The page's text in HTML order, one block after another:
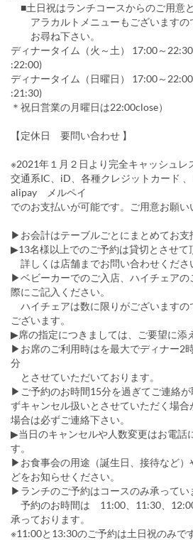
■土日祝はランチコースからのご用意
アラカルトメニューもございますの
お尋ね下さい。
ディナータイム（火～土） 17:00～
:22:00)
ディナータイム（日曜日） 17:00～
:21:30)
＊祝日営業の月曜日は22:00close）
【定休日 要問い合わせ 】
※2021年１月２日より完全キャッシュレ
交通系IC、iD、各種クレジットカード
alipay メルペイ
でのお支払いが可能です。ご用意お願い
▶お会計はテーブルごとにまとめてお支
▶13名様以上でのご予約は貸切とさせて
詳しくは店舗までお問い合わせくださ
▶ベビーカーでのご入店、ハイチェアの
際にご記入ください。
ハイチェアは数に限りがございますの
ございます。
▶席の指定につきましては、ご要望に添
▶お席のご利用時はを最大でディナー2
分
とさせていただいております。
▶ご予約のお時間15分を過ぎてご連絡
ずキャンセル扱いとさせていただく場合
場合は必ずご連絡下さい。
▶当日のキャンセルや人数変更はお電話
す。
▶お食事会の用途（誕生日、接待など）
どをお知らせください。
▶ランチのご予約はコースのみ承ってい
予約のお時間は 11:00、11:30、
承っております。
※11:00と13:30のご予約は土日祝のみで